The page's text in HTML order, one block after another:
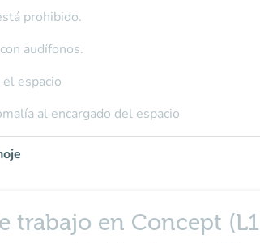
prohibido.
audífonos.
espacio
al encargado del espacio
trabajo en Concept